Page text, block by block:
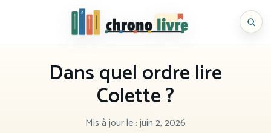
Chronolivre
Dans quel ordre lire
Colette ?
Mis à jour le :juin 2, 2026